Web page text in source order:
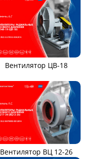
Вентилятор ЦВ-18
Вентилятор ВЦ 12-26